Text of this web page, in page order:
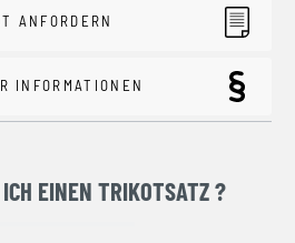
ANFORDERN
INFORMATIONEN
EINEN TRIKOTSATZ ?